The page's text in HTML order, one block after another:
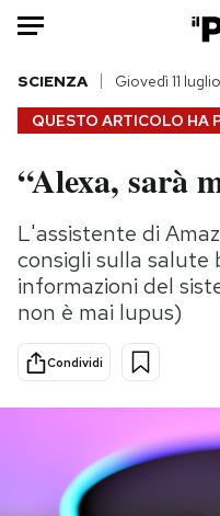
HOME
Italia
Politica
Tecnologia
Internet
Scienza
Cultura
Economia
QUESTO ARTICOLO HA
SCIENZA Giovedì 11
“Alexa, sarà
L'assistente di
consigli sulla salute
informazioni del
non è mai lupus)
Condividi